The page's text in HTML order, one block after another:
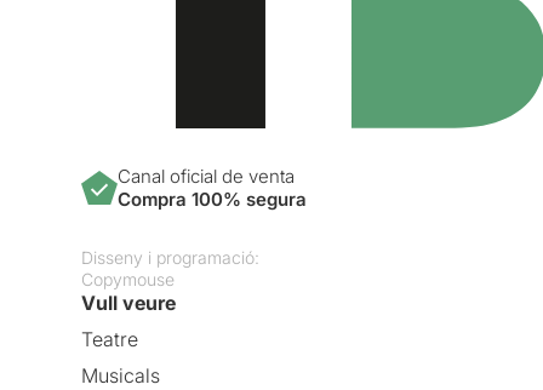
Canal oficial de venta
Compra 100% segura
Disseny i programació:
Copymouse
Vull veure
Teatre
Musicals